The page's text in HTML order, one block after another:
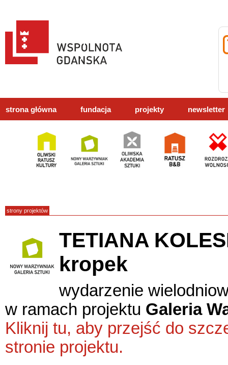
strona główna fundacja projekty newsletter
strony projektów
TETIANA
kropek
wydarzenie
w ramach projektu Galeria
Kliknij tu, aby przejść do
stronie projektu.